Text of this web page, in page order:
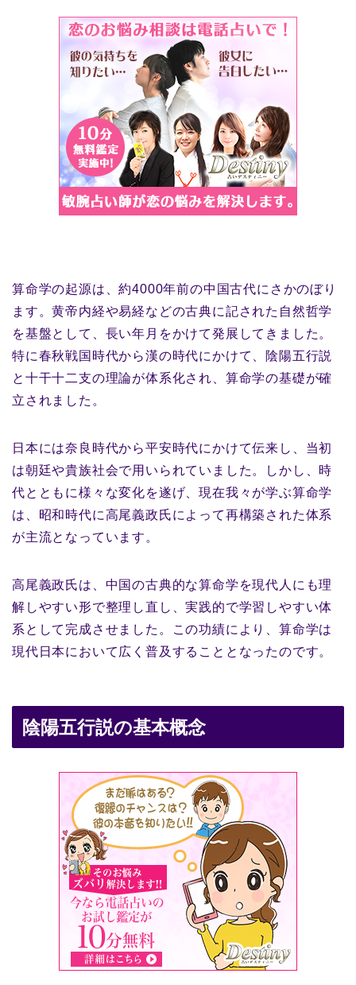
算命学の起源は、約4000年前の中国古代にさかのぼり
ます。黄帝内経や易経などの古典に記された自然哲学
を基盤として、長い年月をかけて発展してきました。
特に春秋戦国時代から漢の時代にかけて、陰陽五行説
と十干十二支の理論が体系化され、算命学の基礎が確
立されました。
日本には奈良時代から平安時代にかけて伝来し、当初
は朝廷や貴族社会で用いられていました。しかし、時
代とともに様々な変化を遂げ、現在我々が学ぶ算命学
は、昭和時代に高尾義政氏によって再構築された体系
が主流となっています。
高尾義政氏は、中国の古典的な算命学を現代人にも理
解しやすい形で整理し直し、実践的で学習しやすい体
系として完成させました。この功績により、算命学は
現代日本において広く普及することとなったのです。
陰陽五行説の基本概念